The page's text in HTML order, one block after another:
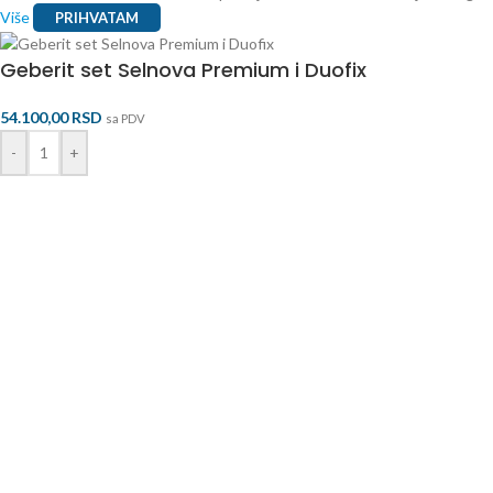
Više
PRIHVATAM
Geberit set Selnova Premium i Duofix
54.100,00RSD sa PDV
- +